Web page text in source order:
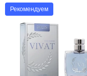
Рекомендуем